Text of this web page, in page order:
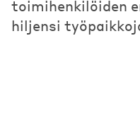
toimihenkilöiden
hiljensi